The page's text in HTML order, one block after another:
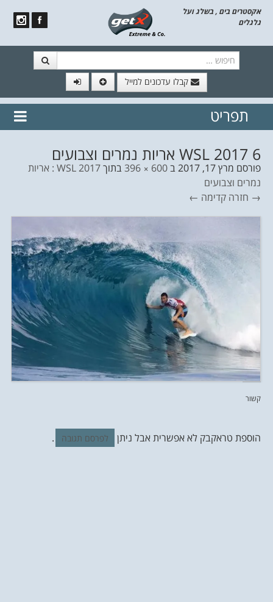
אקסטרים בים , בשלג ועל
גלגלים
קבלו עדכונים למייל
// הצטרף לרשימת תפוצה!
נשמח
תפריט
6 WSL 2017 אריות נמרים וצבועים
פורסם מרץ 17, 2017 ב600 × 396 בתוך
WSL 2017 : אריות
נמרים וצבועים
→ חזרה קדימה ←
קשור
הוספת טראקבק לא אפשרית אבל ניתן לפרסם תגובה .